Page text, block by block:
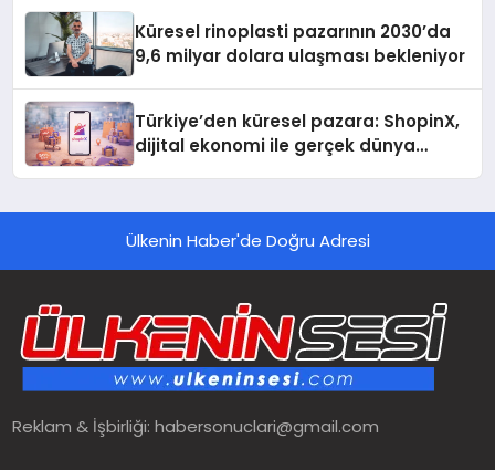
Küresel rinoplasti pazarının 2030’da
9,6 milyar dolara ulaşması bekleniyor
Türkiye’den küresel pazara: ShopinX,
dijital ekonomi ile gerçek dünya
Ülkenin Haber'de Doğru Adresi
Reklam & İşbirliği:habersonuclari@gmail.com